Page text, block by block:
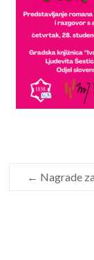
← Nagrade